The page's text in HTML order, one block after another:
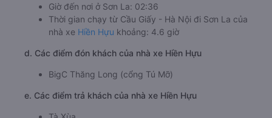
Giờ đến nơi ở Sơn La: 02:36
Thời gian chạy từ Cầu Giấy - Hà Nội đi Sơn La của
nhà xe Hiền Hựu khoảng: 4.6 giờ
d. Các điểm đón khách của nhà xe Hiền Hựu
BigC Thăng Long (cổng Tú Mỡ)
e. Các điểm trả khách của nhà xe Hiền Hựu